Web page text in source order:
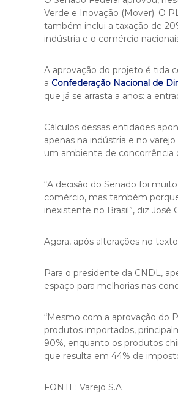
Verde e Inovação (Mover). O
também inclui a taxação de
indústria e o comércio
A aprovação do projeto é tida
a Confederação Nacional de
que já se arrasta a anos: a
Cálculos dessas entidades
apenas na indústria e no
um ambiente de concorrência
“A decisão do Senado foi
comércio, mas também
inexistente no Brasil”, diz José
Agora, após alterações no
Para o presidente da CNDL,
espaço para melhorias nas
“Mesmo com a aprovação do
produtos importados,
90%, enquanto os produtos
que resulta em 44% de
FONTE: Varejo S.A